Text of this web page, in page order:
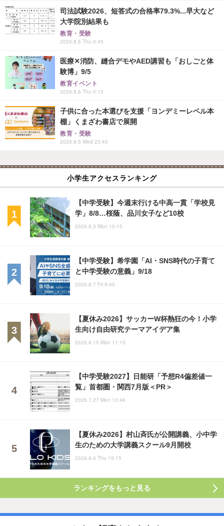
司法試験2026、短答式の合格率79.3%...早大など
大学院別結果も
教育・受験
2026.8.6 Thu 0:45
医療✕消防、縫合デモやAED講習も「おしごと体
験博」9/5
教育イベント
2026.8.6 Thu 0:15
子供に合った本選びを支援「ヨンデミーレベル本
棚」くまざわ書店で展開
教育・受験
2026.8.5 Wed 23:45
小学生アクセスランキング
【中学受験】今週末行ける中高一貫「学校見
学」8/8…桜蔭、品川女子など10校
2026.8.3 Mon 10:15
【中学受験】希学園「AI・SNS時代の子育て
と中学受験の意義」9/18
2026.8.7 Fri 9:45
【夏休み2026】サッカーW杯熱狂の今！小学
生向け自由研究テーマアイデア集
2026.6.15 Mon 11:15
【中学受験2027】日能研「予想R4偏差値一
覧」首都圏・関西7月版＜PR＞
2026.7.27 Mon 13:46
【夏休み2026】村山斉氏が公開講義、小中学
生のための大学講義スクール9月開校
2026.8.6 Thu 19:15
ランキングをもっと見る